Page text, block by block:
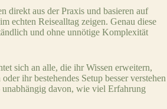
direkt aus der Praxis und basieren auf
echten Reisealltag zeigen. Genau diese
und ohne unnötige Komplexität
sich an alle, die ihr Wissen erweitern,
ihr bestehendes Setup besser verstehen
davon, wie viel Erfahrung